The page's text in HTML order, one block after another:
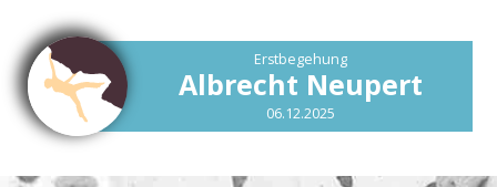
Erstbegehung
Albrecht Neupert
06.12.2025